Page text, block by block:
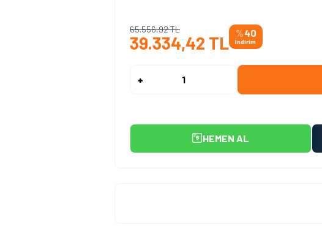
65.556,92TL
39.334,42 TL %40
İndirim
-
+
HEMEN AL